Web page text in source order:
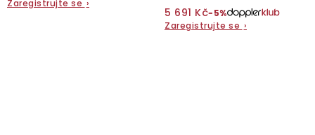
Zaregistrujte se ›
5 691 Kč−5%
Zaregistrujte se ›